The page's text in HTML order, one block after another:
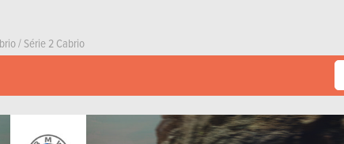
/Série 2 Cabrio